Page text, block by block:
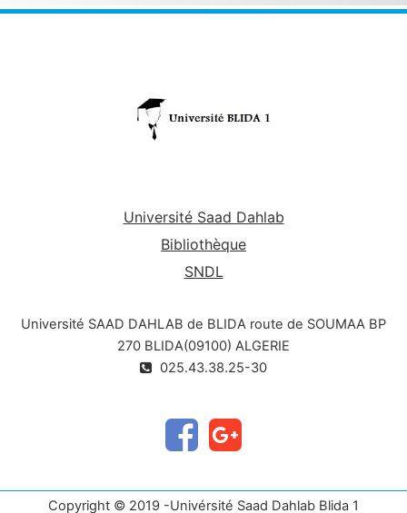
Université Saad Dahlab
Bibliothèque
SNDL
Université SAAD DAHLAB de BLIDA route de SOUMAA BP
270 BLIDA(09100) ALGERIE
025.43.38.25-30
Copyright © 2019 -Univérsité Saad Dahlab Blida 1